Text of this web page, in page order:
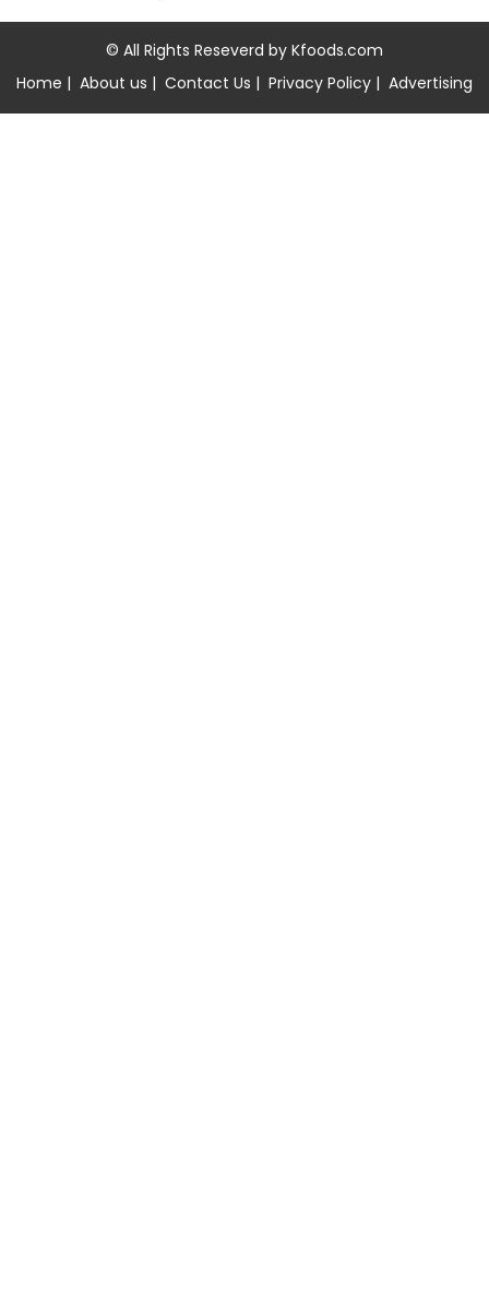
© All Rights Reseverd by Kfoods.com
Home | About us | Contact Us | Privacy Policy | Advertising